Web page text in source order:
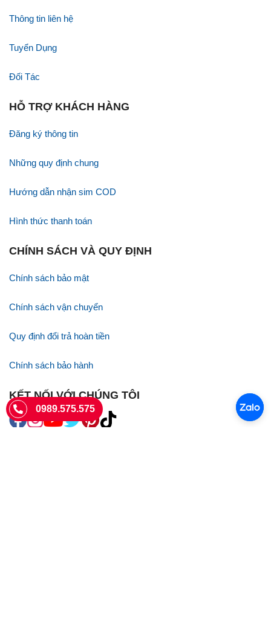
Thông tin liên hệ
Tuyển Dụng
Đối Tác
HỖ TRỢ KHÁCH HÀNG
Đăng ký thông tin
Những quy định chung
Hướng dẫn nhận sim COD
Hình thức thanh toán
CHÍNH SÁCH VÀ QUY ĐỊNH
Chính sách bảo mật
Chính sách vận chuyển
Quy định đổi trả hoàn tiền
Chính sách bảo hành
KẾT NỐI VỚI CHÚNG TÔI
0989.575.575